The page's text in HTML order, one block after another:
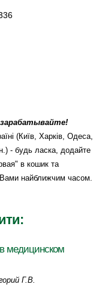
(Київ, Харків, Одеса,
- будь ласка, додайте
в кошик та
найближчим часом.
медицинском
Г.В.